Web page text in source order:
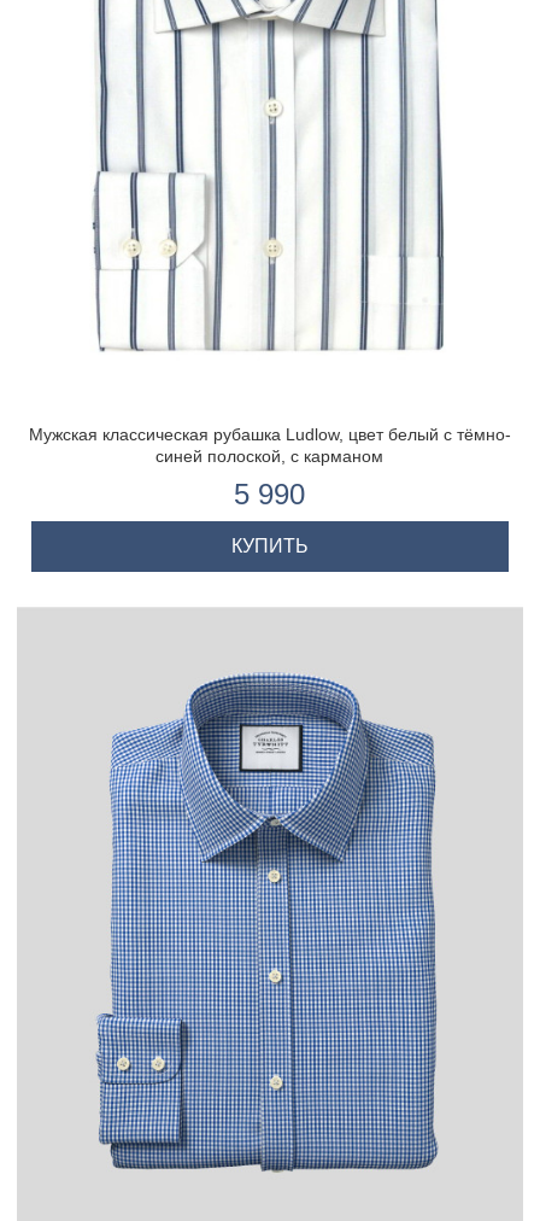
Мужская классическая рубашка Ludlow, цвет белый с тёмно-
синей полоской, с карманом
5 990
КУПИТЬ